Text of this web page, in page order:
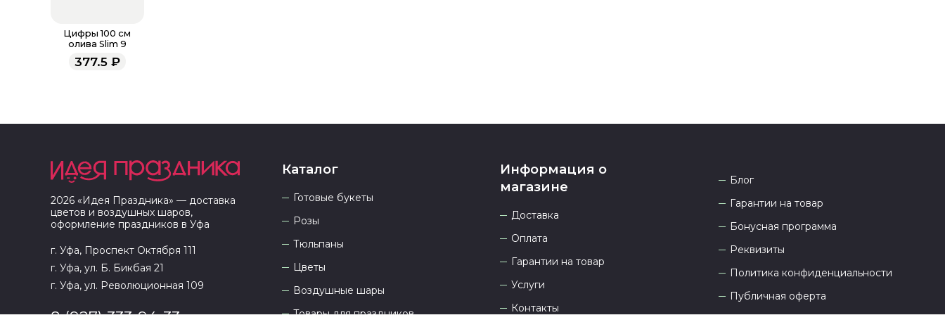
Цифры 100 см
олива Slim 9
377.5₽
2026 «Идея Праздника» — доставка
цветов и воздушных шаров,
оформление праздников в Уфа
г. Уфа, Проспект Октября 111
г. Уфа, ул. Б. Бикбая 21
г. Уфа, ул. Революционная 109
Каталог
Готовые букеты
Розы
Тюльпаны
Цветы
Воздушные шары
Информация о
магазине
Доставка
Оплата
Гарантии на товар
Услуги
Контакты
Блог
Гарантии на товар
Бонусная программа
Реквизиты
Политика конфиденциальности
Публичная оферта